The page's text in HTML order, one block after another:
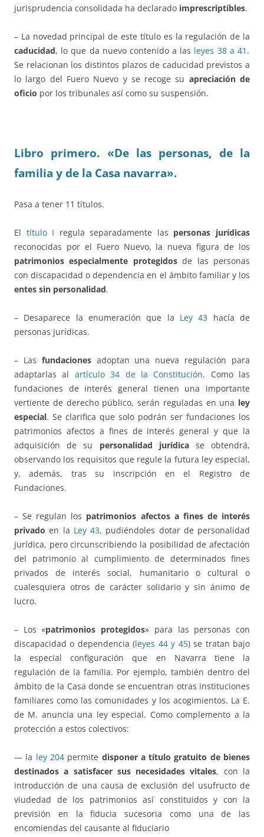
jurisprudencia consolidada ha declarado imprescriptibles.
– La novedad principal de este título es la regulación de la
caducidad, lo que da nuevo contenido a las leyes 38 a 41 .
Se relacionan los distintos plazos de caducidad previstos a
lo largo del Fuero Nuevo y se recoge su apreciación de
oficio por los tribunales así como su suspensión.
Libro primero. «De las personas, de la
familia y de la Casa navarra».
Pasa a tener 11 títulos.
El título I regula separadamente las personas jurídicas
reconocidas por el Fuero Nuevo, la nueva figura de los
patrimonios especialmente protegidosde las personas
con discapacidad o dependencia en el ámbito familiar y los
entes sin personalidad.
– Desaparece la enumeración que la Ley 43 hacía de
personas jurídicas.
– Las fundacionesadoptan una nueva regulación para
adaptarlas al artículo 34 de la Constitución. Como las
fundaciones de interés general tienen una importante
vertiente de derecho público, serán reguladas en una ley
especial. Se clarifica que solo podrán ser fundaciones los
patrimonios afectos a fines de interés general y que la
adquisición de su personalidad jurídicase obtendrá,
observando los requisitos que regule la futura ley especial,
y, además, tras su inscripción en el Registro de
Fundaciones.
– Se regulan los patrimonios afectos a fines de interés
privado en la Ley 43, pudiéndoles dotar de personalidad
jurídica, pero circunscribiendo la posibilidad de afectación
del patrimonio al cumplimiento de determinados fines
privados de interés social, humanitario o cultural o
cualesquiera otros de carácter solidario y sin ánimo de
lucro.
– Los «patrimonios protegidos» para las personas con
discapacidad o dependencia (leyes 44 y 45) se tratan bajo
la especial configuración que en Navarra tiene la
regulación de la familia. Por ejemplo, también dentro del
ámbito de la Casa donde se encuentran otras instituciones
familiares como las comunidades y los acogimientos. La E.
de M. anuncia una ley especial. Como complemento a la
protección a estos colectivos:
— la ley 204permite disponer a título gratuito de bienes
destinados a satisfacer sus necesidades vitales, con la
introducción de una causa de exclusión del usufructo de
viudedad de los patrimonios así constituidos y con la
previsión en la fiducia sucesoria como una de las
encomiendas del causante al fiduciario